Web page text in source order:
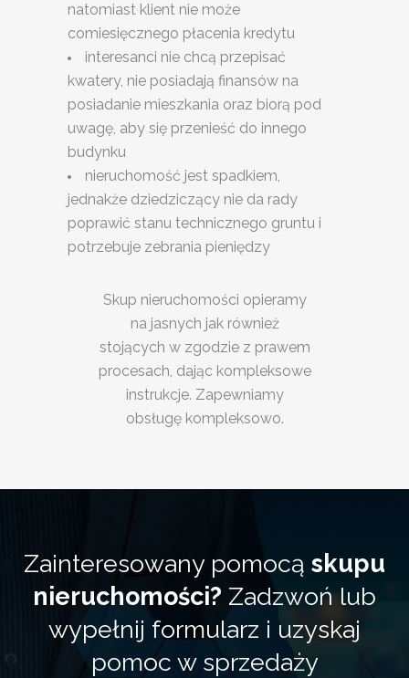
natomiast klient nie może
comiesięcznego płacenia kredytu
interesanci nie chcą przepisać
kwatery, nie posiadają finansów na
posiadanie mieszkania oraz biorą pod
uwagę, aby się przenieść do innego
budynku
nieruchomość jest spadkiem,
jednakże dziedziczący nie da rady
poprawić stanu technicznego gruntu i
potrzebuje zebrania pieniędzy
Skup nieruchomości opieramy
na jasnych jak również
stojących w zgodzie z prawem
procesach, dając kompleksowe
instrukcje. Zapewniamy
obsługę kompleksowo.
Zainteresowany pomocą skupu
nieruchomości? Zadzwoń lub
wypełnij formularz i uzyskaj
pomoc w sprzedaży